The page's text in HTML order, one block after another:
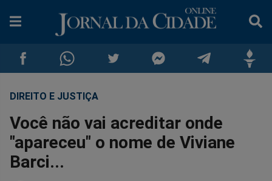
Compartilhar
no
Facebook
Compartilhar
no
Whatsapp
Compartilhar
no
no
no
DIREITO E JUSTIÇA
Você não vai acreditar onde
"apareceu" o nome de Viviane
Barci...